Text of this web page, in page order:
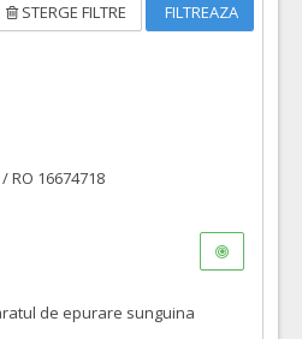
STERGE FILTRE FILTREAZA
/ RO 16674718
de epurare sunguina